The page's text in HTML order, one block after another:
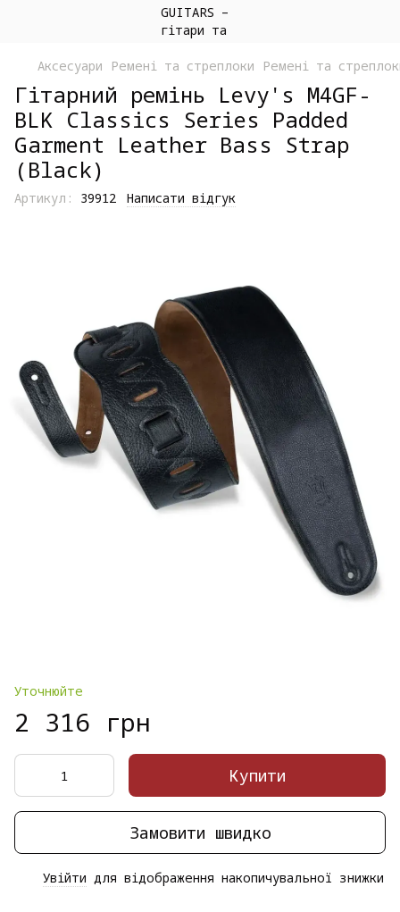
Аксесуари Ремені та стреплоки Ремені та
Гітарний ремінь Levy's M4GF-
BLK Classics Series Padded
Garment Leather Bass Strap
(Black)
Артикул: 39912 Написати відгук
Уточнюйте
2 316 грн
Купити
Замовити швидко
Увійти для відображення накопичувальної знижки